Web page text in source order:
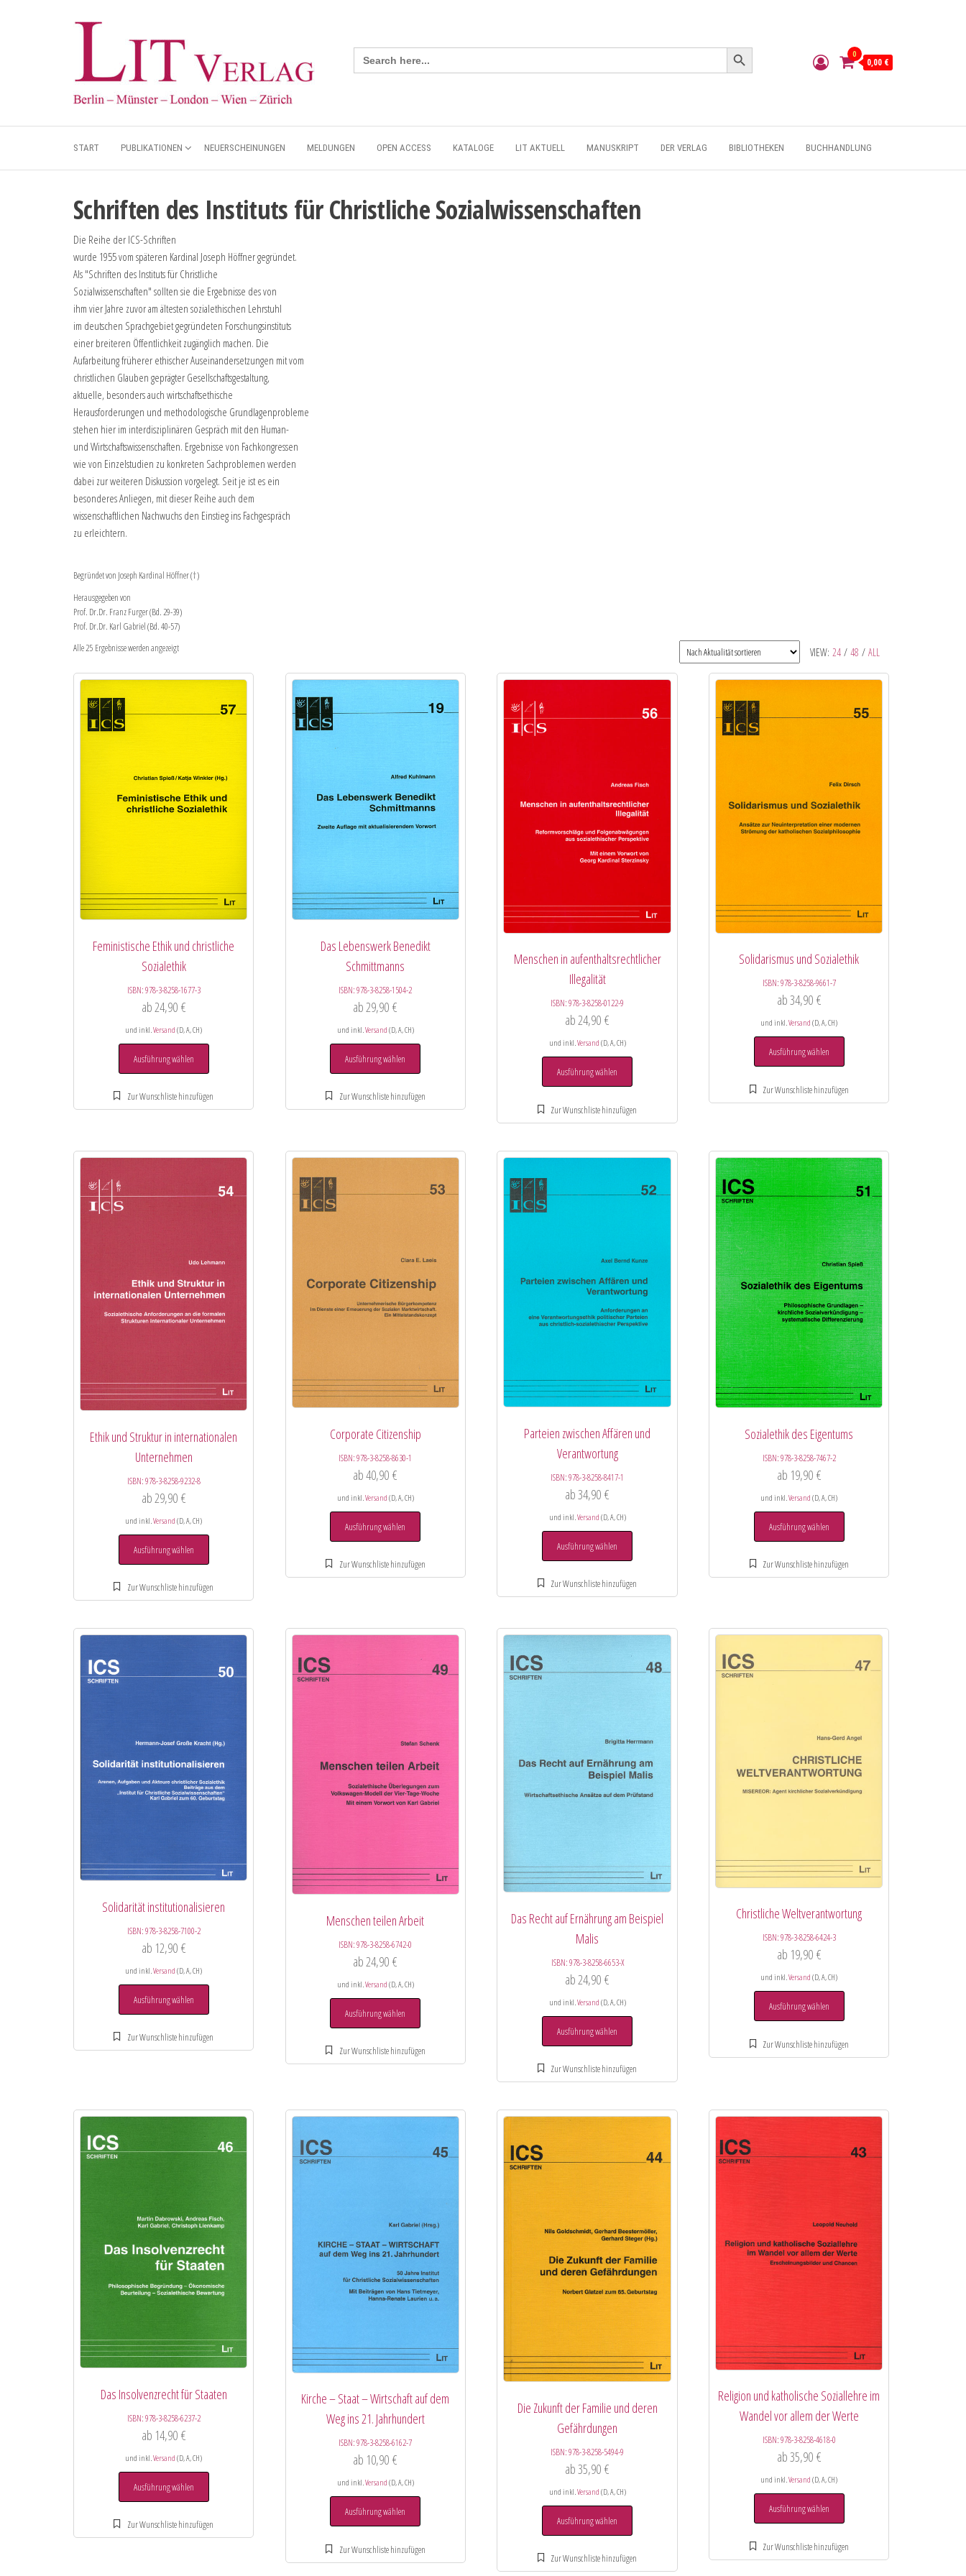
Search
for:
Search Button
0
0,00 €
START PUBLIKATIONEN NEUERSCHEINUNGEN MELDUNGEN OPEN ACCESS KATALOGE LIT AKTUELL MANUSKRIPT DER VERLAG BIBLIOTHEKEN BUCHHANDLUNG
Schriften des Instituts für Christliche Sozialwissenschaften
Die Reihe der ICS-Schriften
wurde 1955 vom späteren Kardinal Joseph Höffner gegründet.
Als "Schriften des Instituts für Christliche
Sozialwissenschaften" sollten sie die Ergebnisse des von
ihm vier Jahre zuvor am ältesten sozialethischen Lehrstuhl
im deutschen Sprachgebiet gegründeten Forschungsinstituts
einer breiteren Öffentlichkeit zugänglich machen. Die
Aufarbeitung früherer ethischer Auseinandersetzungen mit vom
christlichen Glauben geprägter Gesellschaftsgestaltung,
aktuelle, besonders auch wirtschaftsethische
Herausforderungen und methodologische Grundlagenprobleme
stehen hier im interdisziplinären Gespräch mit den Human-
und Wirtschaftswissenschaften. Ergebnisse von Fachkongressen
wie von Einzelstudien zu konkreten Sachproblemen werden
dabei zur weiteren Diskussion vorgelegt. Seit je ist es ein
besonderes Anliegen, mit dieser Reihe auch dem
wissenschaftlichen Nachwuchs den Einstieg ins Fachgespräch
zu erleichtern.
Begründet von Joseph Kardinal Höffner (†)
Herausgegeben von
Prof. Dr.Dr. Franz Furger (Bd. 29-39)
Prof. Dr.Dr. Karl Gabriel (Bd. 40-57)
VIEW: 24 / 48 / ALL
Alle 25 Ergebnisse werden angezeigt
Feministische Ethik und christliche
Sozialethik
ISBN:978-3-8258-1677-3
ab 24,90 €
und inkl.Versand (D, A, CH)
Ausführung wählen
Das Lebenswerk Benedikt
Schmittmanns
ISBN:978-3-8258-1504-2
ab 29,90€
und inkl. Versand (D, A, CH)
Ausführung wählen
Menschen in aufenthaltsrechtlicher
Illegalität
ISBN:978-3-8258-0122-9
ab24,90€
und inkl.Versand (D, A, CH)
Ausführung wählen
Solidarismus und Sozialethik
ISBN:978-3-8258-9661-7
ab34,90 €
und inkl.Versand (D, A, CH)
Ausführung wählen
Ethik und Struktur in internationalen
Unternehmen
ISBN:978-3-8258-9232-8
ab 29,90 €
und inkl.Versand (D, A, CH)
Ausführung wählen
Corporate Citizenship
ISBN:978-3-8258-8630-1
ab40,90€
und inkl. Versand (D, A, CH)
Ausführung wählen
Parteien zwischen Affären und
Verantwortung
ISBN:978-3-8258-8417-1
ab34,90€
und inkl. Versand (D, A, CH)
Ausführung wählen
Sozialethik des Eigentums
ISBN:978-3-8258-7467-2
ab 19,90 €
und inkl.Versand (D, A, CH)
Ausführung wählen
Solidarität institutionalisieren
ISBN:978-3-8258-7100-2
ab 12,90 €
und inkl.Versand (D, A, CH)
Ausführung wählen
Menschen teilen Arbeit
ISBN:978-3-8258-6742-0
ab 24,90€
und inkl. Versand (D, A, CH)
Ausführung wählen
Das Recht auf Ernährung am Beispiel
Malis
ISBN:978-3-8258-6653-X
ab24,90€
und inkl. Versand (D, A, CH)
Ausführung wählen
Christliche Weltverantwortung
ISBN:978-3-8258-6424-3
ab 19,90 €
und inkl.Versand (D, A, CH)
Ausführung wählen
Das Insolvenzrecht für Staaten
ISBN:978-3-8258-6237-2
ab 14,90 €
und inkl.Versand (D, A, CH)
Ausführung wählen
Kirche – Staat – Wirtschaft auf dem
Weg ins 21. Jahrhundert
ISBN:978-3-8258-6162-7
ab 10,90€
und inkl.Versand (D, A, CH)
Ausführung wählen
Die Zukunft der Familie und deren
Gefährdungen
ISBN:978-3-8258-5494-9
ab35,90€
und inkl. Versand (D, A, CH)
Ausführung wählen
Religion und katholische Soziallehre im
Wandel vor allem der Werte
ISBN:978-3-8258-4618-0
ab35,90 €
und inkl.Versand (D, A, CH)
Ausführung wählen